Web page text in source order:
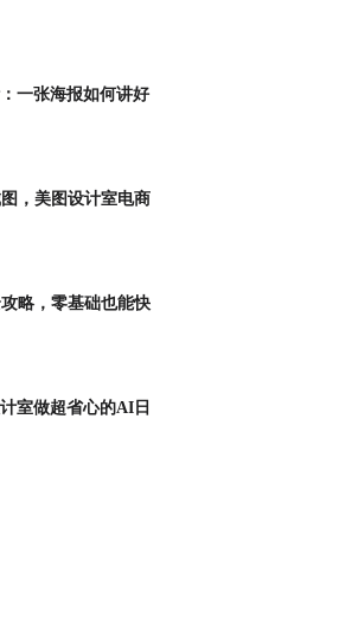
一张海报如何讲好
，美图设计室电商
略，零基础也能快
室做超省心的AI日